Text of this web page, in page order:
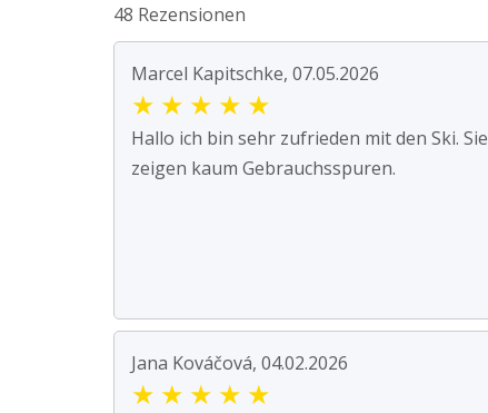
48 Rezensionen
Marcel Kapitschke, 07.05.2026
★ ★ ★ ★ ★
Hallo ich bin sehr zufrieden mit den Ski. Sie
zeigen kaum Gebrauchsspuren.
Jana Kováčová, 04.02.2026
★ ★ ★ ★ ★